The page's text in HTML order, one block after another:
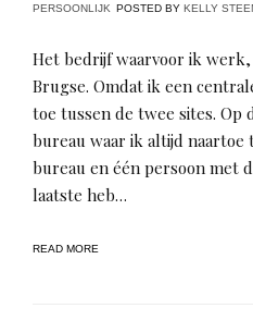
PERSOONLIJK POSTED BY KELLY
Het bedrijf waarvoor ik
Brugse. Omdat ik een
toe tussen de twee sites. Op
bureau waar ik altijd
bureau en één persoon met
laatste heb…
READ MORE